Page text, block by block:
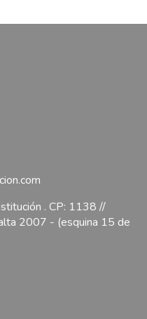
. CP: 1138 //
2007 - (esquina 15 de